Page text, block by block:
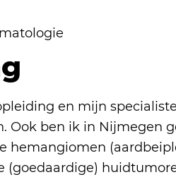
en mijn
Ook ben ik in Nijmegen
hemangiomen
(goedaardige)